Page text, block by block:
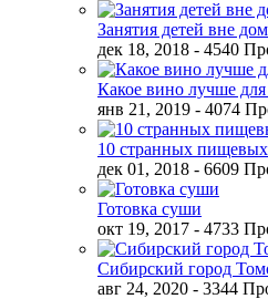
Занятия детей вне
дек 18, 2018 - 4540
Какое вино лучше для
янв 21, 2019 - 4074
10 странных
дек 01, 2018 - 6609
Готовка суши
окт 19, 2017 - 4733
Сибирский город
авг 24, 2020 - 3344